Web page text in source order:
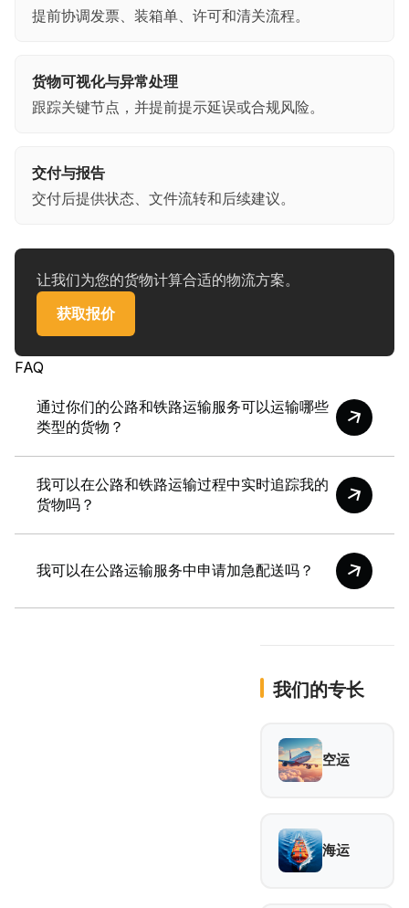
提前协调发票、装箱单、许可和清关流程。
货物可视化与异常处理
跟踪关键节点，并提前提示延误或合规风险。
交付与报告
交付后提供状态、文件流转和后续建议。
让我们为您的货物计算合适的物流方案。
获取报价
FAQ
通过你们的公路和铁路运输服务可以运输哪些
类型的货物？
166环球物流为各类货物提供可靠的公路和铁路运输解决方
案。我们的公路运输高效承运普通货物、易腐物品、危险
们的灵活物流服务确保安全、准时且具成本效益的交付，满
足您的运输需求。
我可以在公路和铁路运输过程中实时追踪我的
货物吗？
是的，166环球物流提供公路和铁路运输的实时追踪功能，
让您随时掌握货物的状态。
我可以在公路运输服务中申请加急配送吗？
我们的专长
空运
海运